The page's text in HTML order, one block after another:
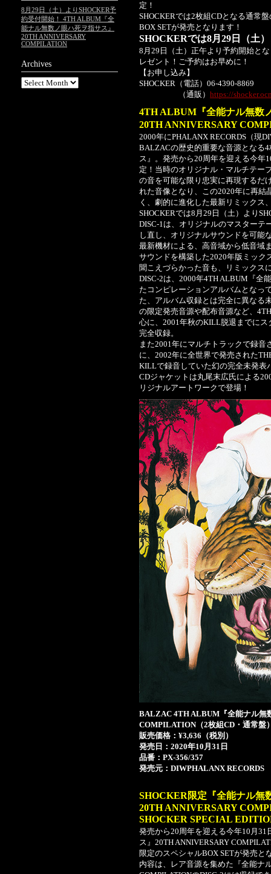
定！
SHOCKERでは2枚組CDとなる通常
BOX SETが発売となります！
SHOCKERでは8月29日（土
8月29日（土）正午より予約開始と
レゼント！ご予約はお早めに！
【お申し込み】
SHOCKER（電話）06-4390-8869
（通販） https://
4TH ALBUM『全能ナル無数
20TH ANNIVERSARY
2000年にPHALANX RECORDS（現
BALZACの歴史的重要な音源となる
ス』。発売から20周年を迎える今年
定！当時のオリジナル・マルチテー
の音を可能な限り忠実に再現するだ
れた音像となり、この2020年に再結
く、劇的に進化した最新リミックス
SHOCKERでは8月29日（土）より
DISC-1は、オリジナルのマスターテ
し直し、オリジナルサウンドを可能
最新機材による、高音域から低音域
サウンドを構築した2020年版ミック
聞こえづらかった音も、リミックス
DISC-2は、2000年4TH ALBUM『全
たコンピレーションアルバムとなっ
た、アルバム収録とは完全に異なる
の限定発売音源や配布音源など、
心に、2001年秋のKILL脱退までに
完全収録。
また2001年にマルチトラックで録
に、2002年に全世界で発売された
KILLで録音していた幻の完全未発表
CDジャケットは丸尾末広氏による
リジナルアートワークで登場！
BALZAC 4TH ALBUM『全能ナル無
COMPILATION（2枚組CD・通常盤
販売価格：¥3,636（税別）
発売日：2020年10月31日
品番：PX-356/357
発売元：DIWPHALANX RECORDS
SHOCKER限定『全能ナル無
20TH ANNIVERSARY
SHOCKER SPECIAL
発売から20周年を迎える今年10月
ス』20TH ANNIVERSARY
限定のスペシャルBOX SETが発売と
内容は、レア音源を集めた『全能ナ
8月29日（土）よりSHOCKER予
約受付開始！ 4TH ALBUM『全
能ナル無数ノ眼ハ死ヲ指サス』
20TH ANNIVERSARY
COMPILATION
Archives